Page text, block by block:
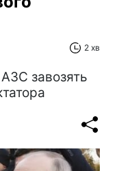
2 хв
завозять